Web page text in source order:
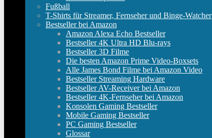
Fußball
T-Shirts für Streamer, Fernseher und Binge-Watcher
Bestseller bei Amazon
Amazon Alexa Echo Bestseller
Bestseller 4K Ultra HD Blu-rays
Bestseller 3D Filme
Die besten Amazon Prime Video-Boxsets
Alle James Bond Filme bei Amazon Video
Bestseller Streaming Hardware
Bestseller AV-Receiver bei Amazon
Bestseller 4K-Fernseher bei Amazon
Konsolen Gaming Bestseller
Mobile Gaming Bestseller
PC Gaming Bestseller
Glossar